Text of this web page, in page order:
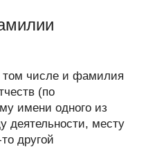
числе и фамилия
(по
имени одного из
деятельности, месту
другой